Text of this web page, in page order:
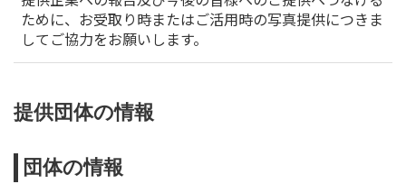
ために、お受取り時またはご活用時の写真提供につきま
してご協力をお願いします。
提供団体の情報
団体の情報